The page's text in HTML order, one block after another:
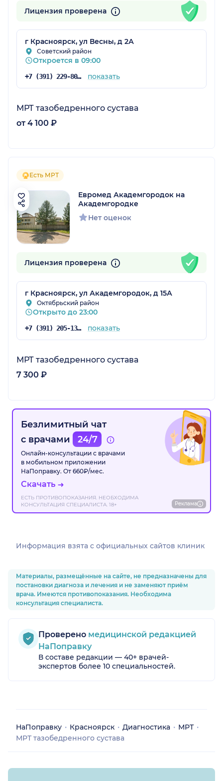
Лицензия проверена
г Красноярск, ул Весны, д 2А
Советский район
Откроется в 09:00
+7 (391) 229-80-85 показать
МРТ тазобедренного сустава
от 4 100 ₽
Есть МРТ
Евромед Академгородок на
Академгородке
Нет оценок
Лицензия проверена
г Красноярск, ул Академгородок, д 15А
Октябрьский район
Открыто до 23:00
+7 (391) 205-13-62 показать
МРТ тазобедренного сустава
7 300 ₽
Безлимитный чат
с врачами
24/7
Онлайн-консультации с врачами
в мобильном приложении
НаПоправку. От 660₽/мес.
Скачать
ЕСТЬ ПРОТИВОПОКАЗАНИЯ. НЕОБХОДИМА
КОНСУЛЬТАЦИЯ СПЕЦИАЛИСТА. 18+
Реклама
Информация взята c официальных сайтов клиник
Материалы, размещённые на сайте, не предназначены для
постановки диагноза и лечения и не заменяют приём
врача. Имеются противопоказания. Необходима
консультация специалиста.
Проверено медицинской редакцией
НаПоправку
В составе редакции — 40+ врачей-
экспертов более 10 специальностей.
НаПоправку Красноярск Диагностика
МРТ
МРТ тазобедренного сустава